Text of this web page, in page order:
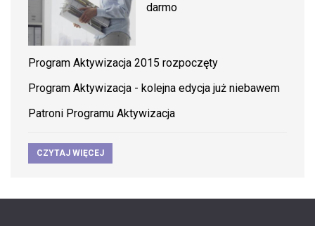
darmo
Program Aktywizacja 2015 rozpoczęty
Program Aktywizacja - kolejna edycja już niebawem
Patroni Programu Aktywizacja
CZYTAJ WIĘCEJ